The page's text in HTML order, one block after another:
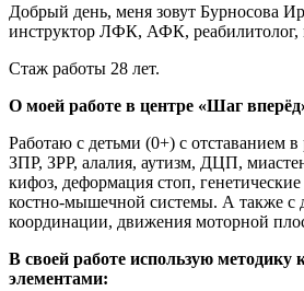
Добрый день, меня зовут Бурносова
инструктор ЛФК, АФК, реабилитолог,
Стаж работы 28 лет.
О моей работе в центре «Шаг
Работаю с детьми (0+) с отставанием
ЗПР, ЗРР, алалия, аутизм, ДЦП,
кифоз, деформация стоп,
костно-мышечной системы. А также с
координации, движения моторной
В своей работе использую
элементами: